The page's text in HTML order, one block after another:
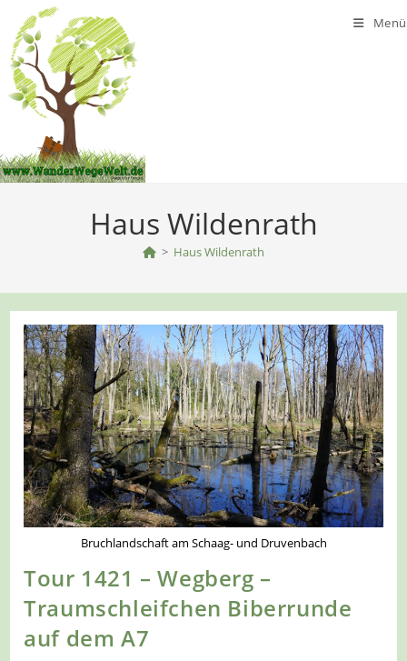
Inhalt
springen
Menü
Haus Wildenrath
> Haus Wildenrath
Bruchlandschaft am Schaag- und Druvenbach
Tour 1421 – Wegberg –
Traumschleifchen Biberrunde
auf dem A7